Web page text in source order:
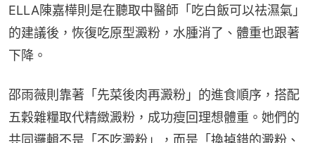
ELLA陳嘉樺則是在聽取中醫師「吃白飯可以祛濕氣」
的建議後，恢復吃原型澱粉，水腫消了、體重也跟著
下降。
邵雨薇則靠著「先菜後肉再澱粉」的進食順序，搭配
五穀雜糧取代精緻澱粉，成功瘦回理想體重。她們的
共同邏輯不是「不吃澱粉」，而是「換掉錯的澱粉、